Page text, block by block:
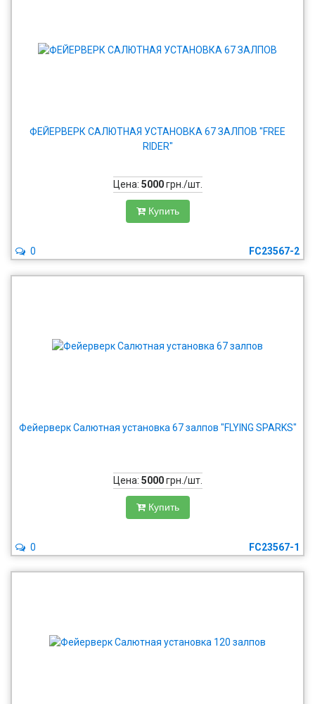
ФЕЙЕРВЕРК САЛЮТНАЯ УСТАНОВКА 67 ЗАЛПОВ "FREE
RIDER"
Цена: 5000грн./шт.
Купить
FC23567-2
0
Фейерверк Салютная установка 67 залпов "FLYING SPARKS"
Цена: 5000грн./шт.
Купить
FC23567-1
0